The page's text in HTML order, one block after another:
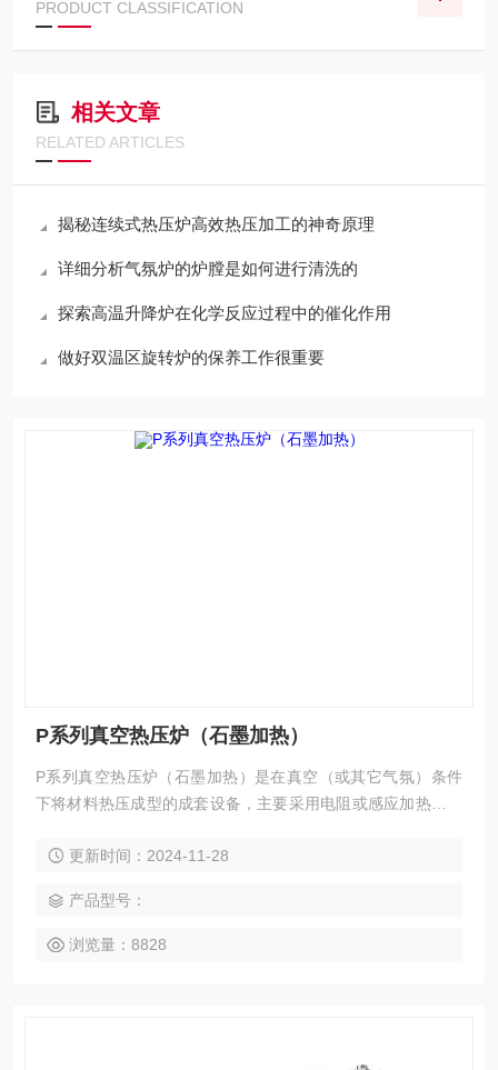
PRODUCT CLASSIFICATION
相关文章
RELATED ARTICLES
揭秘连续式热压炉高效热压加工的神奇原理
详细分析气氛炉的炉膛是如何进行清洗的
探索高温升降炉在化学反应过程中的催化作用
做好双温区旋转炉的保养工作很重要
P系列真空热压炉（石墨加热）
P系列真空热压炉（石墨加热）是在真空（或其它气氛）条件
下将材料热压成型的成套设备，主要采用电阻或感应加热，由
联，晶粒长大，空隙（气孔）和晶界逐渐减少，通过物质的传
多晶烧结体，从而将物料压制成形。高温、加压以及真空或气
氛的同时作用显著提高产品的密度、硬度以及其它机械、电
更新时间：2024-11-28
产品型号：
浏览量：8828